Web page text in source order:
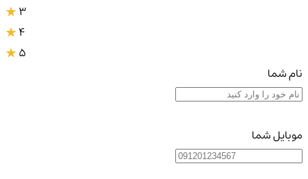
3
4
5
نام شما
موبایل شما